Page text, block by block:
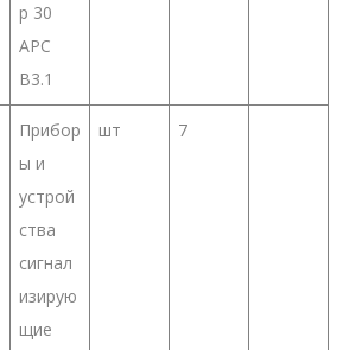
р 30
АРС
В3.1
Прибор
ы и
устрой
ства
сигнал
изирую
щие
шт 7